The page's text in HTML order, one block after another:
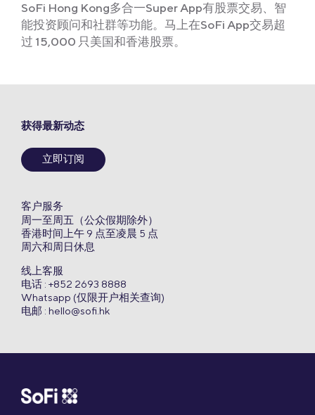
SoFi Hong Kong多合一Super App有股票交易、智
能投资顾问和社群等功能。马上在SoFi App交易超
过 15,000 只美国和香港股票。
获得最新动态
立即订阅
客户服务
周一至周五（公众假期除外）
香港时间上午 9 点至凌晨 5 点
周六和周日休息
线上客服
电话 : +852 2693 8888
Whatsapp (仅限开户相关查询)
电邮 : hello@sofi.hk